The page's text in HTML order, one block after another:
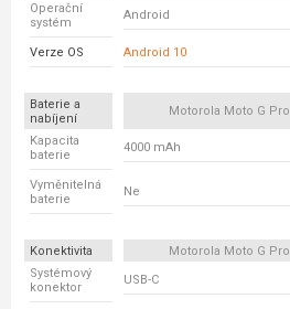
Operační
systém
Android
Verze OS Android 10
Baterie a
nabíjení
Motorola Moto G Pro
Kapacita
baterie
4000 mAh
Vyměnitelná
baterie
Ne
Konektivita Motorola Moto G Pro
Systémový
konektor
USB-C